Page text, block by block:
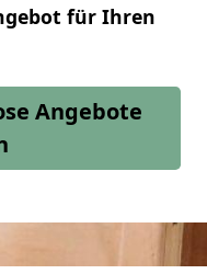
für Ihren
Angebote